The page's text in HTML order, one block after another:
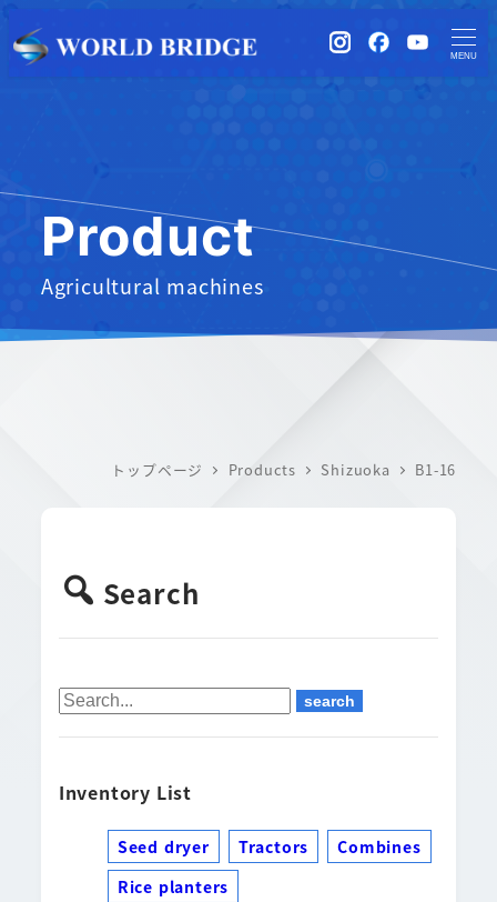
instagramFacebook
MENU
Product
Agricultural machines
トップページ Products Shizuoka B1-16
Search
Inventory List
Seed dryer Tractors
Combines
Rice planters